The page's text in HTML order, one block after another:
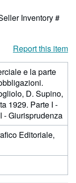
Inventory #
Report this item
e la parte
D. Supino,
1929. Parte I -
- Giurisprudenza
Editoriale,